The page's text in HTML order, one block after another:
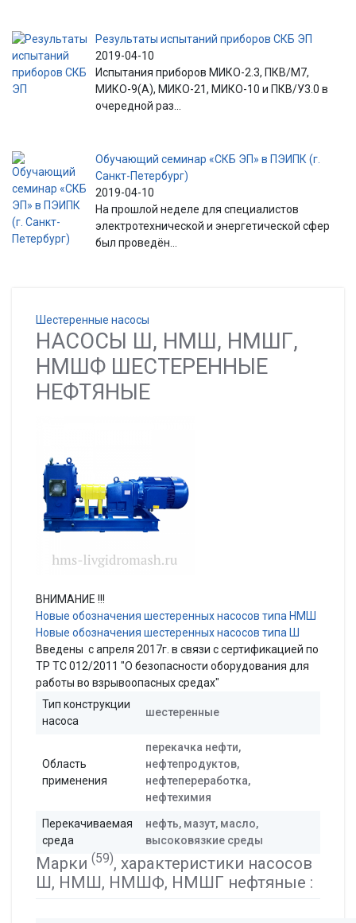
Результаты испытаний приборов СКБ ЭП
2019-04-10
Испытания приборов МИКО-2.3, ПКВ/М7,
МИКО-9(А), МИКО-21, МИКО-10 и ПКВ/У3.0 в
очередной раз...
Обучающий семинар «СКБ ЭП» в ПЭИПК (г.
Санкт-Петербург)
2019-04-10
На прошлой неделе для специалистов
электротехнической и энергетической сфер
был проведён...
Шестеренные насосы
НАСОСЫ Ш, НМШ, НМШГ,
НМШФ ШЕСТЕРЕННЫЕ
НЕФТЯНЫЕ
ВНИМАНИЕ !!!
Новые обозначения шестеренных насосов типа НМШ
Новые обозначения шестеренных насосов типа Ш
Введены с апреля 2017г. в связи с сертификацией по
ТР ТС 012/2011 "О безопасности оборудования для
работы во взрывоопасных средах"
Тип конструкции
насоса
шестеренные
Область
применения
перекачка нефти,
нефтепродуктов,
нефтепереработка,
нефтехимия
Перекачиваемая
среда
нефть, мазут, масло,
высоковязкие среды
Марки (59), характеристики насосов
Ш, НМШ, НМШФ, НМШГ нефтяные :